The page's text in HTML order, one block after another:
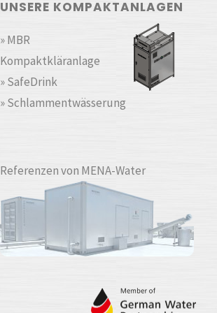
UNSERE KOMPAKTANLAGEN
» MBR
Kompaktkläranlage
» SafeDrink
» Schlammentwässerung
Referenzen von MENA-Water